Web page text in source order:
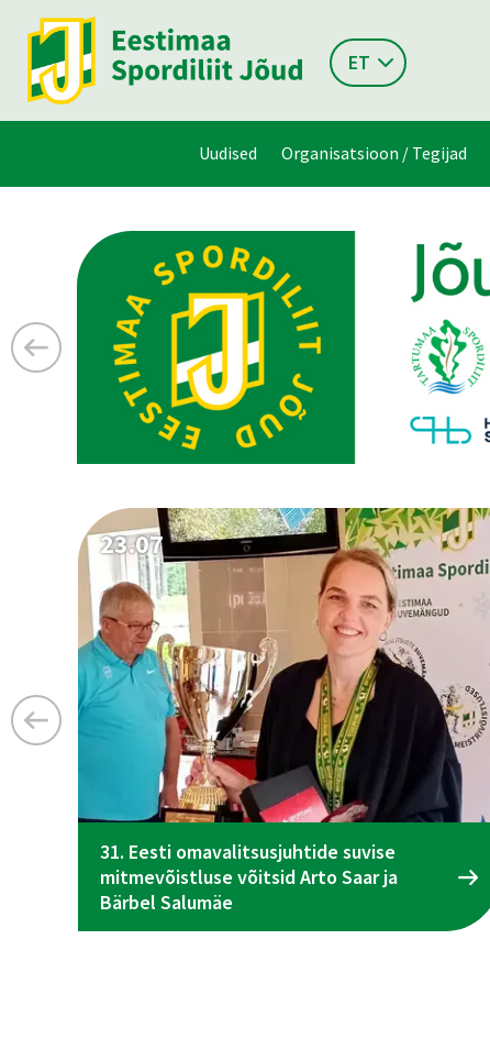
ET
Uudised Organisatsioon / Tegijad
23.07
31. Eesti omavalitsusjuhtide suvise
mitmevõistluse võitsid Arto Saar ja
Bärbel Salumäe